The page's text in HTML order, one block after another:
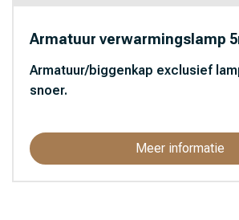
Armatuur verwarmingslamp
Armatuur/biggenkap exclusief
snoer.
Meer informatie